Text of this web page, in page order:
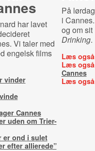
har lavet
Vi taler med
engelsk films
vinder
Cannes
uden om Trier-
er ond i sulet
efter allierede”
På
i
og om
Drinking.
Læs
Læs
Cannes
Læs